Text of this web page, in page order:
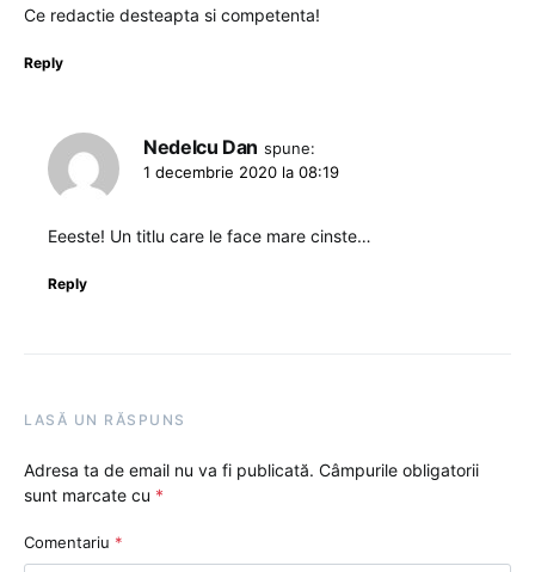
Ce redactie desteapta si competenta!
Reply
Nedelcu Dan spune:
1 decembrie 2020 la 08:19
Eeeste! Un titlu care le face mare cinste…
Reply
LASĂ UN RĂSPUNS
Adresa ta de email nu va fi publicată. Câmpurile obligatorii
sunt marcate cu *
Comentariu *